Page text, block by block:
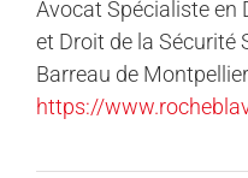
Avocat Spécialiste en
et Droit de la Sécurité
Barreau de Montpellier
https://